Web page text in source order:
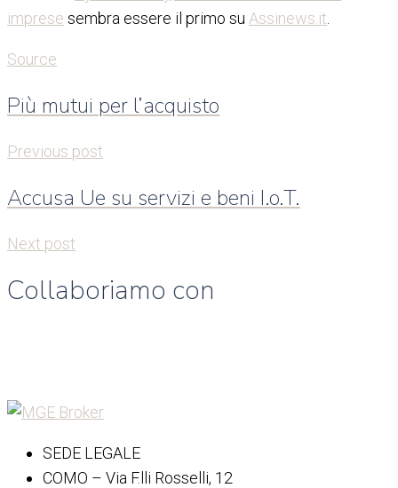
imprese sembra essere il primo su Assinews.it
Source
Più mutui per l’acquisto
Previous post
Accusa Ue su servizi e beni I.o.T.
Next post
Collaboriamo con
SEDE LEGALE
COMO – Via F.lli Rosselli, 12